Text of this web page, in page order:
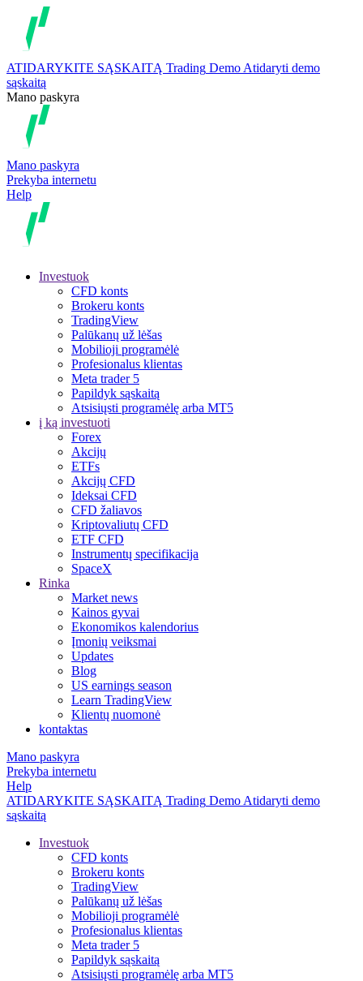
ATIDARYKITE SĄSKAITĄ Trading Demo Atidaryti demo
sąskaitą
Mano paskyra
Mano paskyra
Prekyba internetu
Help
Investuok
CFD konts
Brokeru konts
TradingView
Palūkanų už lėšas
Mobilioji programėlė
Profesionalus klientas
Meta trader 5
Papildyk sąskaitą
Atsisiųsti programėlę arba MT5
į ką investuoti
Forex
Akcijų
ETFs
Akcijų CFD
Ideksai CFD
CFD žaliavos
Kriptovaliutų CFD
ETF CFD
Instrumentų specifikacija
SpaceX
Rinka
Market news
Kainos gyvai
Ekonomikos kalendorius
Įmonių veiksmai
Updates
Blog
US earnings season
Learn TradingView
Klientų nuomonė
kontaktas
Mano paskyra
Prekyba internetu
Help
ATIDARYKITE SĄSKAITĄ Trading Demo Atidaryti demo
sąskaitą
Investuok
CFD konts
Brokeru konts
TradingView
Palūkanų už lėšas
Mobilioji programėlė
Profesionalus klientas
Meta trader 5
Papildyk sąskaitą
Atsisiųsti programėlę arba MT5